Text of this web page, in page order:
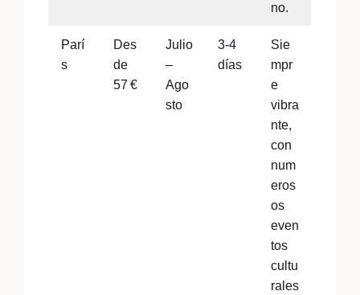
no.
Parí
s
Des
de
57 €
Julio
–
Ago
sto
3-4
días
Sie
mpr
e
vibra
nte,
con
num
eros
os
even
tos
cultu
rales